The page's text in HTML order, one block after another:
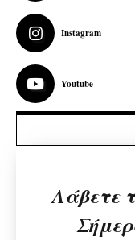
Instagram
Youtube
Λάβετε